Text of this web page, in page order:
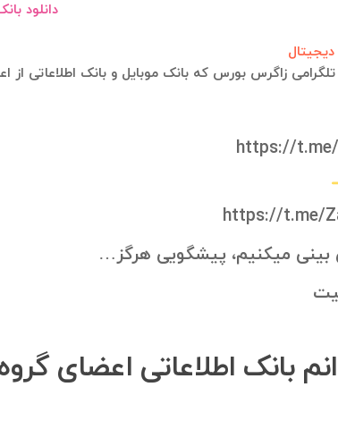
دانلود
دیجیتال
زاگرس بورس که بانک موبایل و بانک اطلاعاتی
https://
https://t.me/
میکنیم، پیشگویی هرگز…
بانک اطلاعاتی اعضای